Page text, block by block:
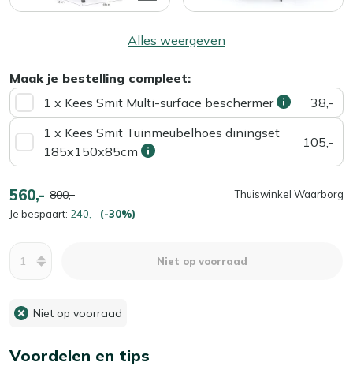
Alles weergeven
Maak je bestelling compleet:
1 x Kees Smit Multi-surface beschermer
38,-
1 x Kees Smit Tuinmeubelhoes diningset
185x150x85cm
105,-
560,- 800,-
Je bespaart: 240,- (-30%)
Thuiswinkel Waarborg
Niet op voorraad
Niet op voorraad
Voordelen en tips